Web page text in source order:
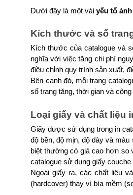
Dưới đây là một vài yếu tố
Kích thước và số
Kích thước của catalogue và
nghĩa với việc tăng chi phí
điều chỉnh quy trình sản xuất,
Bên cạnh đó, mỗi trang
số trang tăng, thời gian và
Loại giấy và chất liệu
Giấy được sử dụng trong in
độ bền, độ mịn, độ dày và
biệt thường có giá cao hơn so
catalogue sử dụng giấy
Ngoài giấy ra, các chất liệu
(hardcover) thay vì bìa mềm